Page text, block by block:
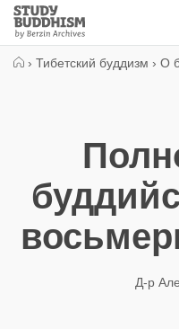
Close
Study
Buddhism
› Тибетский буддизм › О
Д-р